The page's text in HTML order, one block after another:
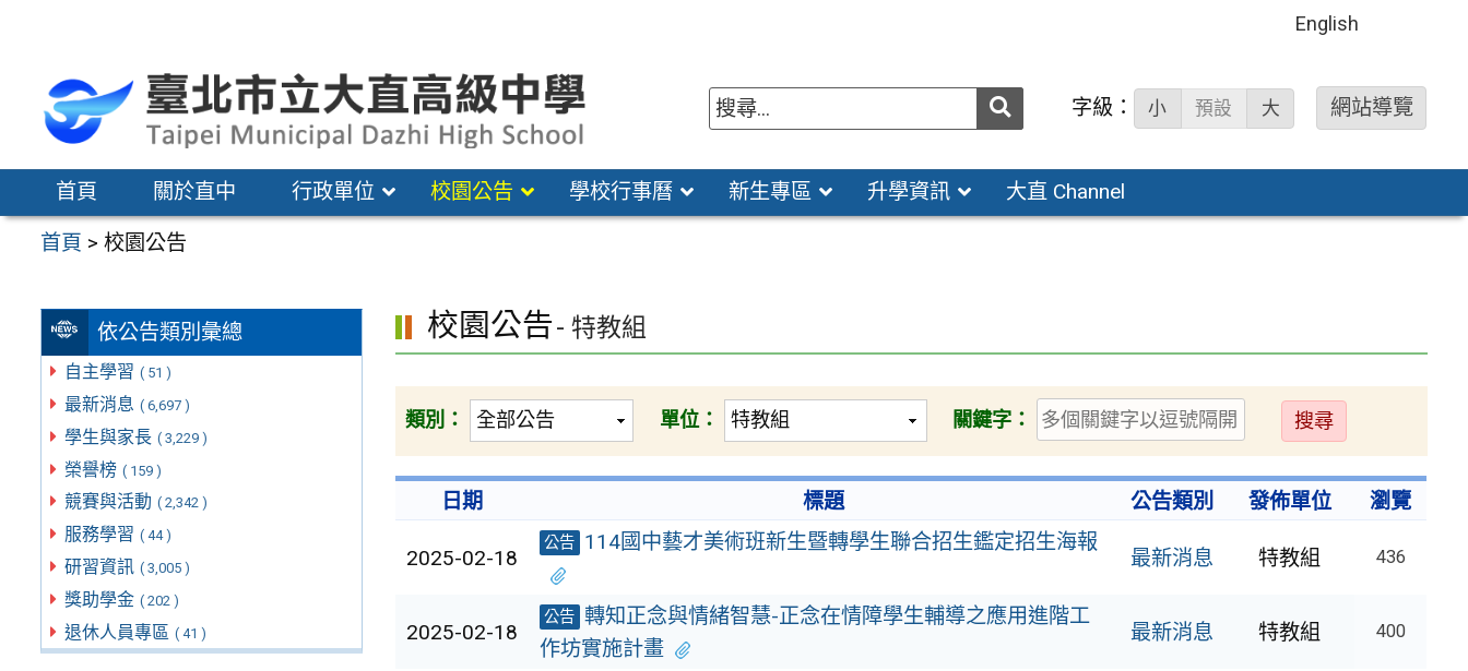
區
English
送出 字級： 小 預設 大 網站導覽
首頁 關於直中 行政單位 校園公告 學校行事曆 新生專區 升學資訊 大直 Channel
首頁 >校園公告
依公告類別彙總
自主學習 ( 51 )
最新消息 ( 6,697 )
學生與家長 ( 3,229 )
榮譽榜 ( 159 )
競賽與活動 ( 2,342 )
服務學習 ( 44 )
研習資訊 ( 3,005 )
獎助學金 ( 202 )
退休人員專區 ( 41 )
校園公告- 特教組
類別： 單位： 關鍵字：
送
出
日期 標題 公告類別 發佈單位 瀏覽
2025-02-18
公告 114國中藝才美術班新生暨轉學生聯合招生鑑定招生海報
最新消息 特教組 436
2025-02-18
公告 轉知正念與情緒智慧-正念在情障學生輔導之應用進階工
作坊實施計畫
最新消息 特教組 400